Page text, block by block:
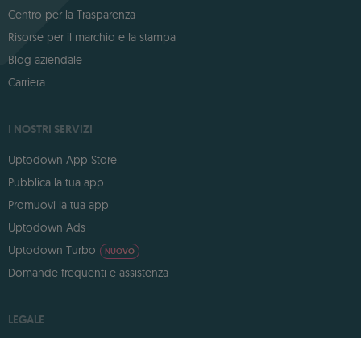
Centro per la Trasparenza
Risorse per il marchio e la stampa
Blog aziendale
Carriera
I NOSTRI SERVIZI
Uptodown App Store
Pubblica la tua app
Promuovi la tua app
Uptodown Ads
Uptodown Turbo
NUOVO
Domande frequenti e assistenza
LEGALE